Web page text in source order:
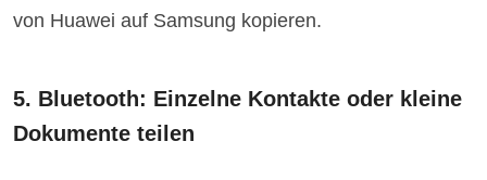
von Huawei auf Samsung kopieren.
5. Bluetooth: Einzelne Kontakte oder kleine
Dokumente teilen